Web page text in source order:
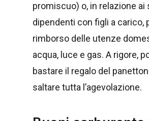
promiscuo) o, in relazione ai
dipendenti con figli a carico,
rimborso delle utenze
acqua, luce e gas. A rigore,
bastare il regalo del
saltare tutta l’agevolazione.